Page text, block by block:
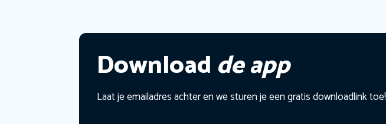
Download de app
Laat je emailadres achter en we sturen je een gratis downloadlink toe!